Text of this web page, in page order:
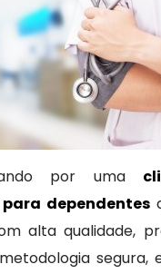
por uma
dependentes
alta qualidade,
segura,